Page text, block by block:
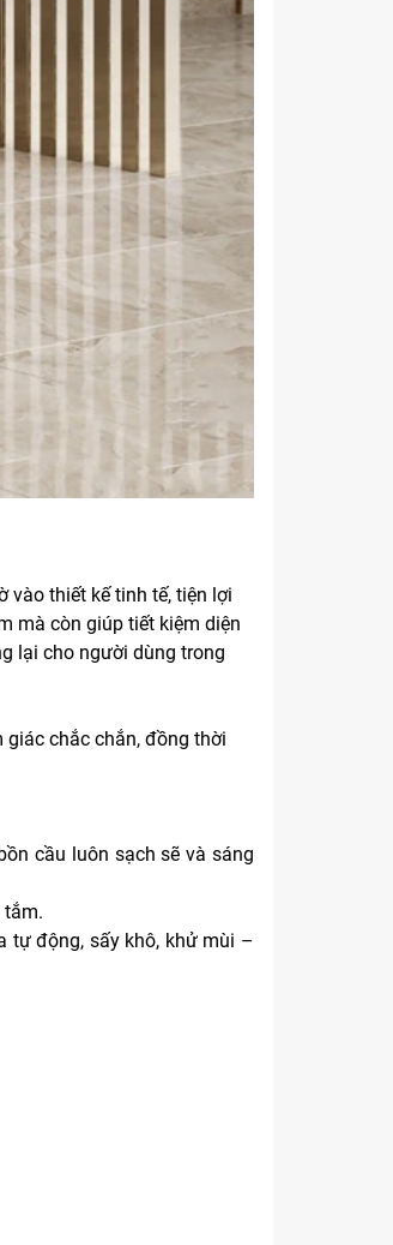
vào thiết kế tinh tế, tiện lợi
mà còn giúp tiết kiệm diện
lại cho người dùng trong
giác chắc chắn, đồng thời
cầu luôn sạch sẽ và sáng
tắm.
tự động, sấy khô, khử mùi –